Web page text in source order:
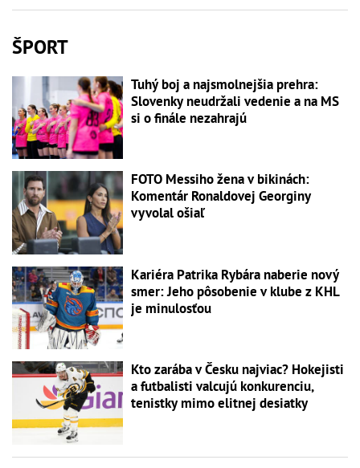
ŠPORT
Tuhý boj a najsmolnejšia prehra:
Slovenky neudržali vedenie a na MS
si o finále nezahrajú
FOTO Messiho žena v bikinách:
Komentár Ronaldovej Georginy
vyvolal ošiaľ
Kariéra Patrika Rybára naberie nový
smer: Jeho pôsobenie v klube z KHL
je minulosťou
Kto zarába v Česku najviac? Hokejisti
a futbalisti valcujú konkurenciu,
tenistky mimo elitnej desiatky